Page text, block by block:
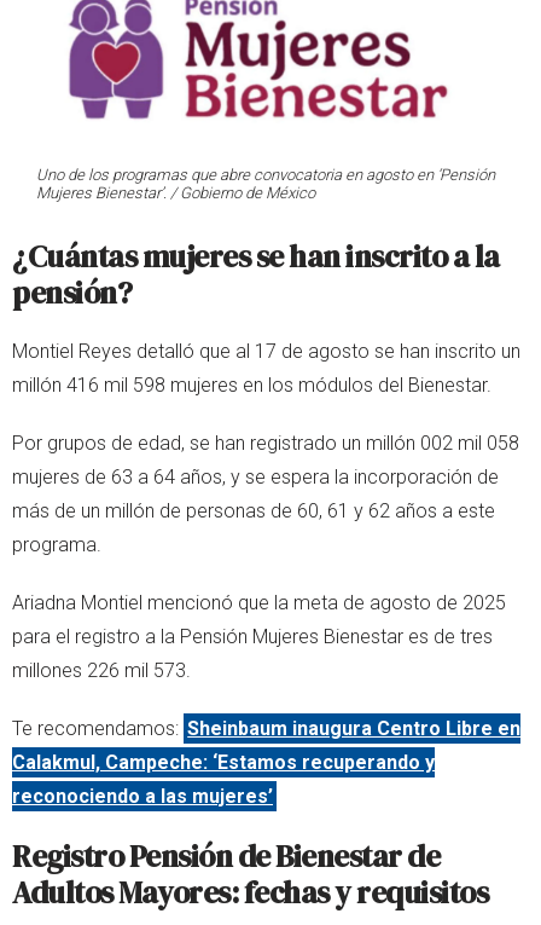
Uno de los programas que abre convocatoria en agosto en ‘Pensión
Mujeres Bienestar’. / Gobierno de México
¿Cuántas mujeres se han inscrito a la
pensión?
Montiel Reyes detalló que al 17 de agosto se han inscrito un
millón 416 mil 598 mujeres en los módulos del Bienestar.
Por grupos de edad, se han registrado un millón 002 mil 058
mujeres de 63 a 64 años, y se espera la incorporación de
más de un millón de personas de 60, 61 y 62 años a este
programa.
Ariadna Montiel mencionó que la meta de agosto de 2025
para el registro a la Pensión Mujeres Bienestar es de tres
millones 226 mil 573.
Te recomendamos: Sheinbaum inaugura Centro Libre en
Calakmul, Campeche: ‘Estamos recuperando y
reconociendo a las mujeres’
Registro Pensión de Bienestar de
Adultos Mayores: fechas y requisitos